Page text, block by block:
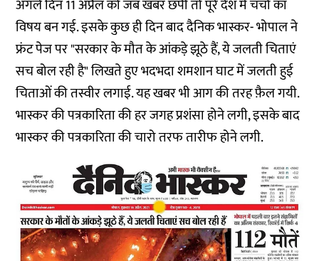
अगले दिन 11 अप्रैल को जब खबर छपी तो पूरे देश में चर्चा का
विषय बन गई. इसके कुछ ही दिन बाद दैनिक भास्कर- भोपाल ने
फ्रंट पेज पर "सरकार के मौत के आंकड़े झूठे हैं, ये जलती चिताएं
सच बोल रही है" लिखते हुए भदभदा शमशान घाट में जलती हुई
चिताओं की तस्वीर लगाई. यह खबर भी आग की तरह फ़ैल गयी.
भास्कर की पत्रकारिता की हर जगह प्रशंसा होने लगी, इसके बाद
भास्कर की पत्रकारिता की चारो तरफ तारीफ होने लगी.